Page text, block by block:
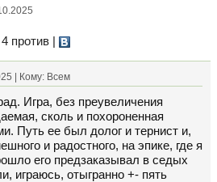
против
| Кому: Всем
Игра, без преувеличения
сколь и похороненная
Путь ее был долог и тернист и,
и радостного, на эпике, где я
его предзаказывал в седых
играюсь, отыгранно +- пять